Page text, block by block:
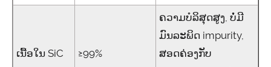
ເນື້ອໃນ SiC ≥99%
ຄວາມບໍລິສຸດສູງ, ບໍ່ມີ
ມົນລະພິດ impurity,
ສອດຄ່ອງກັບ